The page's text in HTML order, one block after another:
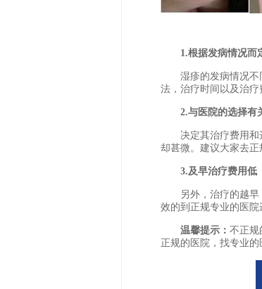
1.根据发病情况而
湿疹的发病情况不同
法，治疗时间以及治疗
2.与医院的选择有
决定其治疗费用和选
却甚微。建议大家去正
3.及早治疗费用低
另外，治疗的越早，
效的到正规专业的医院
温馨提示： 不正规
正规的医院，找专业